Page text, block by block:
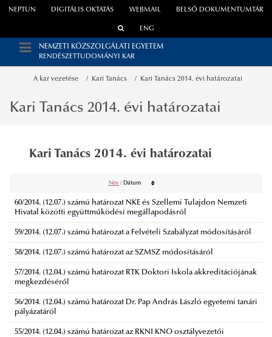
WEBMAIL
NEPTUN DIGITÁLIS OKTATÁS BELSŐ DOKUMENTUMTÁR
ENG
NEMZETI KÖZSZOLGÁLATI EGYETEM
RENDÉSZETTUDOMÁNYI KAR
A kar vezetése Kari Tanács Kari Tanács 2014. évi határozatai
Kari Tanács 2014. évi határozatai
Kari Tanács 2014. évi határozatai
Név/ Dátum
60/2014. (12.07.) számú határozat NKE és Szellemi Tulajdon Nemzeti
Hivatal közötti együttműködési megállapodásról
59/2014. (12.07.) számú határozat a Felvételi Szabályzat módosításáról
58/2014. (12.07.) számú határozat az SZMSZ módosításáról
57/2014. (12.04.) számú határozat RTK Doktori Iskola akkreditációjának
megkezdéséről
56/2014. (12.04.) számú határozat Dr. Pap András László egyetemi tanári
pályázatáról
55/2014. (12.04.) számú határozat az RKNI KNO osztályvezetői